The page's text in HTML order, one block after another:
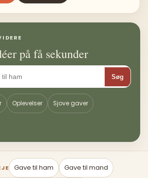
på få sekunder
Søg
Oplevelser Sjove gaver
Gave til ham Gave til mand